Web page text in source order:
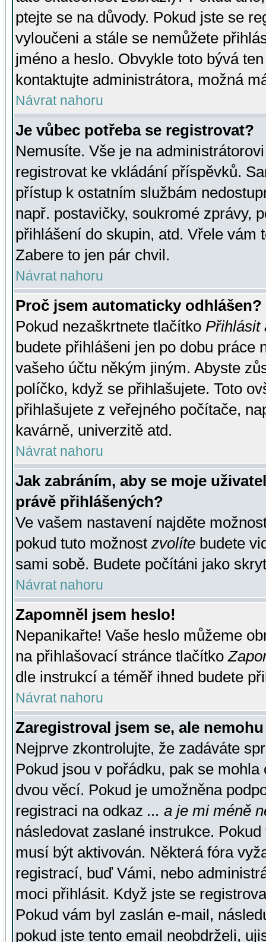
ptejte se na důvody. Pokud jste se
vyloučeni a stále se nemůžete
jméno a heslo. Obvykle toto bývá
kontaktujte administrátora, možná
Návrat nahoru
Je vůbec potřeba se registrovat?
Nemusíte. Vše je na
registrovat ke vkládání příspěvků.
přístup k ostatním službám
např. postavičky, soukromé zprávy,
přihlášení do skupin, atd. Vřele vám
Zabere to jen pár chvil.
Návrat nahoru
Proč jsem automaticky odhlášen?
Pokud nezaškrtnete tlačítko Přihlásit
budete přihlášeni jen po dobu práce
vašeho účtu někým jiným. Abyste
políčko, když se přihlašujete. Toto
přihlašujete z veřejného počítače,
kavárně, univerzitě atd.
Návrat nahoru
Jak zabráním, aby se moje
právě přihlášených?
Ve vašem nastavení najděte
pokud tuto možnost zvolíte budete
sami sobě. Budete počítáni jako
Návrat nahoru
Zapomněl jsem heslo!
Nepanikařte! Vaše heslo můžeme
na přihlašovací stránce tlačítko
dle instrukcí a téměř ihned budete
Návrat nahoru
Zaregistroval jsem se, ale
Nejprve zkontrolujte, že zadáváte
Pokud jsou v pořádku, pak se
dvou věcí. Pokud je umožněna
registraci na odkaz ... a je mi méně
následovat zaslané instrukce.
musí být aktivován. Některá fóra
registrací, buď Vámi, nebo
moci přihlásit. Když jste se
Pokud vám byl zaslán e-mail,
pokud jste tento email neobdrželi,